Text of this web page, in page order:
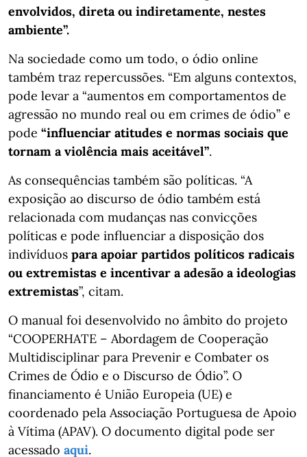
envolvidos, direta ou indiretamente, nestes
ambiente”.
Na sociedade como um todo, o ódio online
também traz repercussões. “Em alguns contextos,
pode levar a “aumentos em comportamentos de
agressão no mundo real ou em crimes de ódio” e
pode “influenciar atitudes e normas sociais que
tornam a violência mais aceitável”.
As consequências também são políticas. “A
exposição ao discurso de ódio também está
relacionada com mudanças nas convicções
políticas e pode influenciar a disposição dos
indivíduos para apoiar partidos políticos radicais
ou extremistas e incentivar a adesão a ideologias
extremistas”, citam.
O manual foi desenvolvido no âmbito do projeto
“COOPERHATE – Abordagem de Cooperação
Multidisciplinar para Prevenir e Combater os
Crimes de Ódio e o Discurso de Ódio”. O
financiamento é União Europeia (UE) e
coordenado pela Associação Portuguesa de Apoio
à Vítima (APAV). O documento digital pode ser
acessado aqui.